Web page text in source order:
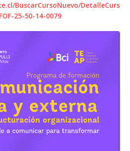
BuscarCursoNuevo/DetalleCurs
25-50-14-0079